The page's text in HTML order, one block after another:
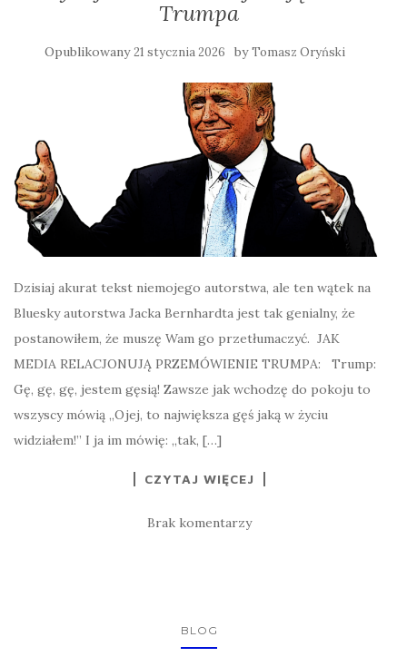
Trumpa
Opublikowany21 stycznia 2026 byTomasz Oryński
Dzisiaj akurat tekst niemojego autorstwa, ale ten wątek na
Bluesky autorstwa Jacka Bernhardta jest tak genialny, że
postanowiłem, że muszę Wam go przetłumaczyć. JAK
MEDIA RELACJONUJĄ PRZEMÓWIENIE TRUMPA: Trump:
Gę, gę, gę, jestem gęsią! Zawsze jak wchodzę do pokoju to
wszyscy mówią „Ojej, to największa gęś jaką w życiu
widziałem!” I ja im mówię: „tak, […]
CZYTAJ WIĘCEJ
Brak komentarzy
BLOG